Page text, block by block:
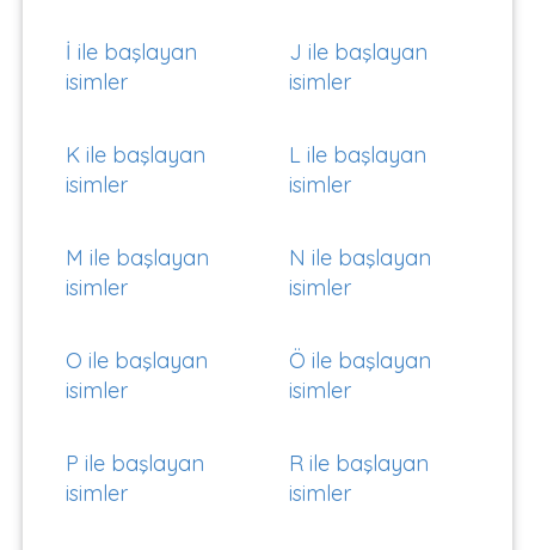
İ ile başlayan
isimler
J ile başlayan
isimler
K ile başlayan
isimler
L ile başlayan
isimler
M ile başlayan
isimler
N ile başlayan
isimler
O ile başlayan
isimler
Ö ile başlayan
isimler
P ile başlayan
isimler
R ile başlayan
isimler